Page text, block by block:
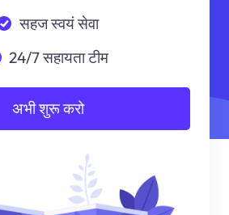
सहज स्वयं सेवा
24/7 सहायता टीम
अभी शुरू करो